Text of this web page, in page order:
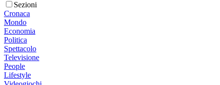
Sezioni
Cronaca
Mondo
Economia
Politica
Spettacolo
Televisione
People
Lifestyle